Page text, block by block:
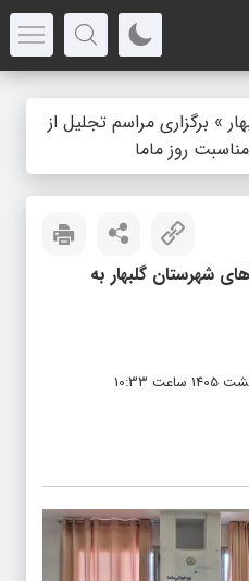
» برگزاری مراسم تجلیل از
روز ماما
شهرستان گلبهار به